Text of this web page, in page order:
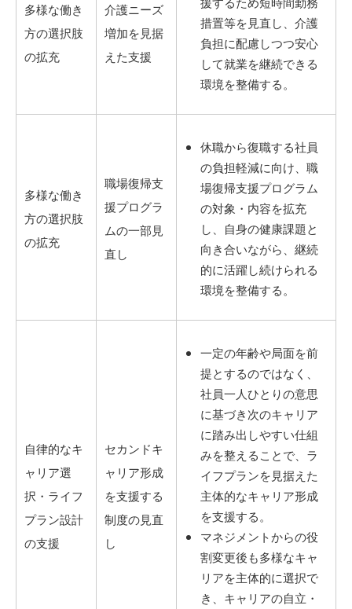
多様な働き
方の選択肢
の拡充
介護ニーズ
増加を見据
えた支援
措置等を見直し、介護
負担に配慮しつつ安心
して就業を継続できる
環境を整備する。
多様な働き
方の選択肢
の拡充
職場復帰支
援プログラ
ムの一部見
直し
休職から復職する社員
の負担軽減に向け、職
場復帰支援プログラム
の対象・内容を拡充
し、自身の健康課題と
向き合いながら、継続
的に活躍し続けられる
環境を整備する。
自律的なキ
ャリア選
択・ライフ
プラン設計
の支援
セカンドキ
ャリア形成
を支援する
制度の見直
し
一定の年齢や局面を前
提とするのではなく、
社員一人ひとりの意思
に基づき次のキャリア
に踏み出しやすい仕組
みを整えることで、ラ
イフプランを見据えた
主体的なキャリア形成
を支援する。
マネジメントからの役
割変更後も多様なキャ
リアを主体的に選択で
き、キャリアの自立・